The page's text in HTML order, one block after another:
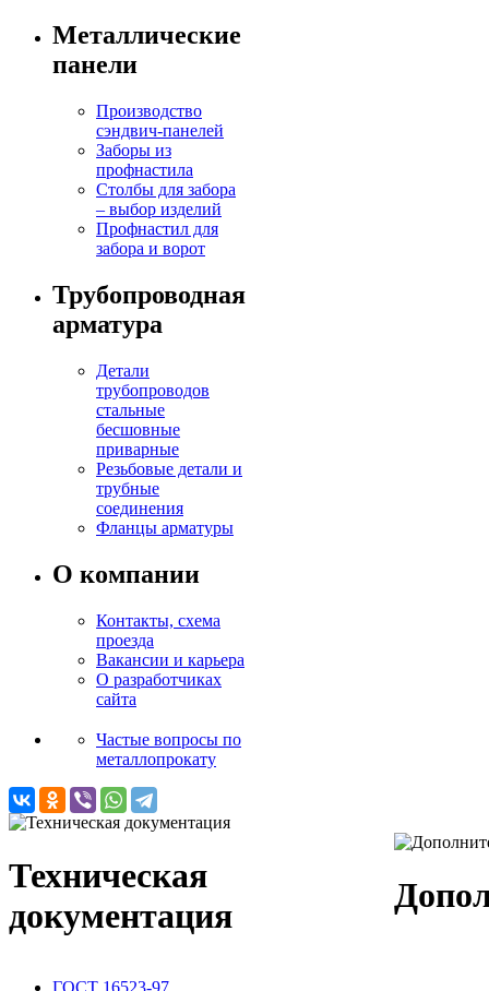
Металлические
панели
Производство
сэндвич-панелей
Заборы из
профнастила
Столбы для забора
– выбор изделий
Профнастил для
забора и ворот
Трубопроводная
арматура
Детали
трубопроводов
стальные
бесшовные
приварные
Резьбовые детали и
трубные
соединения
Фланцы арматуры
О компании
Контакты, схема
проезда
Вакансии и карьера
О разработчиках
сайта
Частые вопросы по
металлопрокату
Техническая
документация
ГОСТ 16523-97